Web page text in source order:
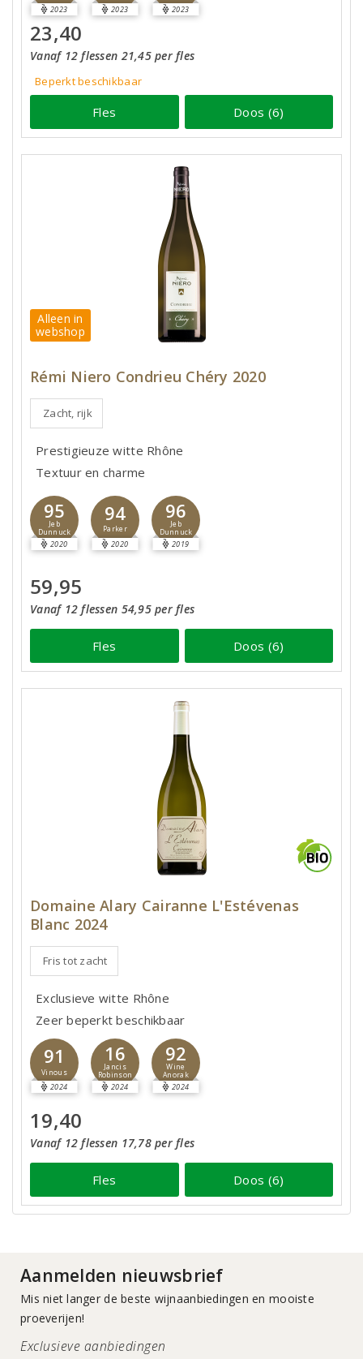
2023 2023 2023
23,40
Vanaf 12 flessen 21,45 per fles
Beperkt beschikbaar
Fles Doos (6)
Alleen in
webshop
Rémi Niero Condrieu Chéry 2020
Zacht, rijk
Prestigieuze witte Rhône
Textuur en charme
95
Jeb
Dunnuck
2020
94
Parker
2020
96
Jeb
Dunnuck
2019
59,95
Vanaf 12 flessen 54,95 per fles
Fles Doos (6)
Domaine Alary Cairanne L'Estévenas
Blanc 2024
Fris tot zacht
Exclusieve witte Rhône
Zeer beperkt beschikbaar
91
Vinous
2024
16
Jancis
Robinson
2024
92
Wine
Anorak
2024
19,40
Vanaf 12 flessen 17,78 per fles
Fles Doos (6)
Aanmelden nieuwsbrief
Mis niet langer de beste wijnaanbiedingen en mooiste
proeverijen!
Exclusieve aanbiedingen